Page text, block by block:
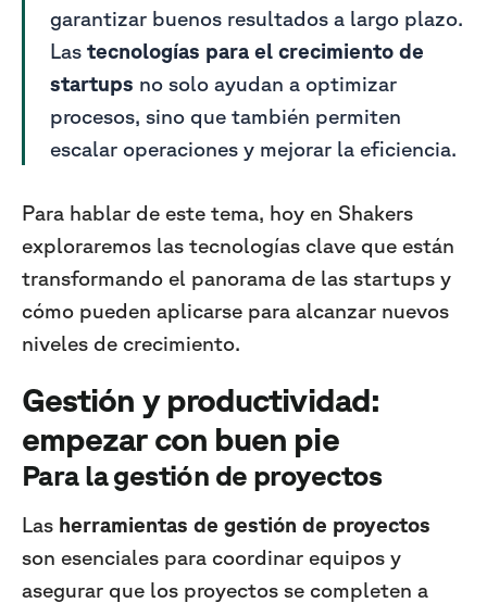
garantizar buenos resultados a largo plazo.
Las tecnologías para el crecimiento de
startups no solo ayudan a optimizar
procesos, sino que también permiten
escalar operaciones y mejorar la eficiencia.
Para hablar de este tema, hoy en Shakers
exploraremos las tecnologías clave que están
transformando el panorama de las startups y
cómo pueden aplicarse para alcanzar nuevos
niveles de crecimiento.
Gestión y productividad:
empezar con buen pie
Para la gestión de proyectos
Las herramientas de gestión de proyectos
son esenciales para coordinar equipos y
asegurar que los proyectos se completen a